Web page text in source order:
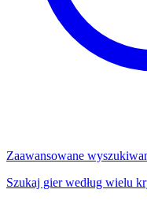
Zaawansowane
Szukaj gier według wielu